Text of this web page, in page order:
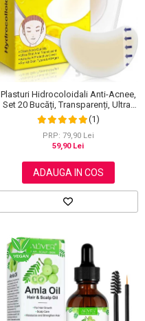
Plasturi Hidrocoloidali Anti-Acnee,
Set 20 Bucăți, Transparenți, Ultra-
subțiri, Formulă Premium
(1)
PRP: 79,90 Lei
59,90 Lei
ADAUGA IN COS